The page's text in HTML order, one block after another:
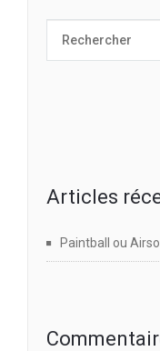
Articles
Paintball ou